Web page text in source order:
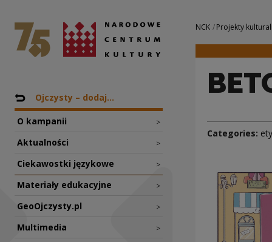
BETON |
National Centre for Culture Poland
Nawigacja
Back to: Projekty
Ojczysty – dodaj...
O kampanii >
Aktualności >
Ciekawostki językowe >
Materiały edukacyjne >
GeoOjczysty.pl >
Multimedia >
Navigation
NCK Projekty
Categories: